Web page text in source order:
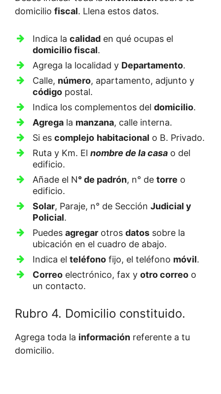
domicilio fiscal. Llena estos datos.
Indica la calidad en qué ocupas el
domicilio fiscal.
Agrega la localidad y Departamento.
Calle, número, apartamento, adjunto y
código postal.
Indica los complementos del domicilio.
Agrega la manzana, calle interna.
Si es complejo habitacional o B. Privado.
Ruta y Km. El nombre de la casa o del
edificio.
Añade el N° de padrón, n° de torre o
edificio.
Solar, Paraje, n° de Sección Judicial y
Policial.
Puedes agregar otros datos sobre la
ubicación en el cuadro de abajo.
Indica el teléfono fijo, el teléfono móvil.
Correo electrónico, fax y otro correo o
un contacto.
Rubro 4. Domicilio constituido.
Agrega toda la información referente a tu
domicilio.